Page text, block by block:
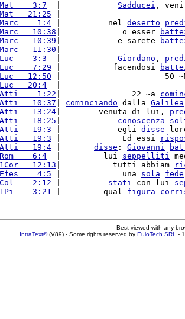
Mat    3:7 Sadducei ,
Mat   21:25
Marc    1:4 |          nel deserto
Marc   10:38 |             o esser
Marc   10:39 |            e sarete
Marc   11:30
Luc    3:3 Giordano ,
Luc    7:29 |           facendosi
Luc   12:50 |                      50
Luc   20:4
Atti    1:22 |               22 ~a
Atti   10:37 cominciando dalla Galilea
Atti   13:24 |        venuta di lui,
Atti   18:25 conoscenza
Atti   19:3 |            egli disse
Atti   19:3 |             Ed essi
Atti   19:4 disse : Giovanni
Rom    6:4
  |         lui
seppelliti
1Cor   12:13 |           tutti abbiam
Efes    4:5 |             una sola fede
Col    2:12 stati con lui
1Pi    3:21 |         qual figura
Best viewed with any
IntraText®(V89) - Some rights reserved by EuloTech SRL -